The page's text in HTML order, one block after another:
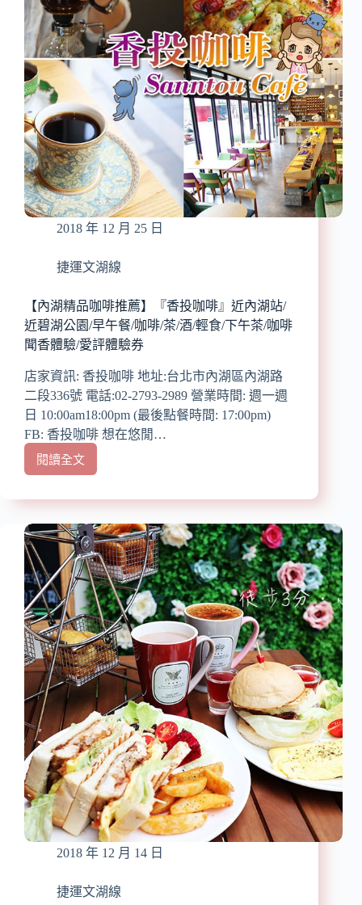
館』
近
六
張
犁
近
化
夜
市/
飛
鏢
機/
螢
電
視/
台
西
經
典
料
理/
評
驗
【已
歇
業】
2018 年 12 月 25 日
捷運文湖線
【內湖精品咖啡推薦】『香投咖啡』近內湖站/
近碧湖公園/早午餐/咖啡/茶/酒/輕食/下午茶/咖啡
聞香體驗/愛評體驗券
店家資訊: 香投咖啡 地址:台北市內湖區內湖路
二段336號 電話:02-2793-2989 營業時間: 週一週
日 10:00am18:00pm (最後點餐時間: 17:00pm)
FB: 香投咖啡 想在悠閒…
閱讀全文
【內
精
咖
啡
推
薦】
『香
投
咖
啡』
近
內
湖
站/
近
碧
湖
公
園/
早
午
餐/
啡/
2018 年 12 月 14 日
捷運文湖線